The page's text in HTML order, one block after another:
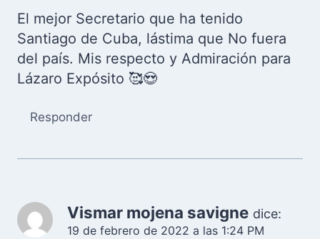
El mejor Secretario que ha tenido
Santiago de Cuba, lástima que No fuera
del país. Mis respecto y Admiración para
Lázaro Expósito 🥰😍
Responder
Vismar mojena savigne dice:
19 de febrero de 2022 a las 1:24 PM